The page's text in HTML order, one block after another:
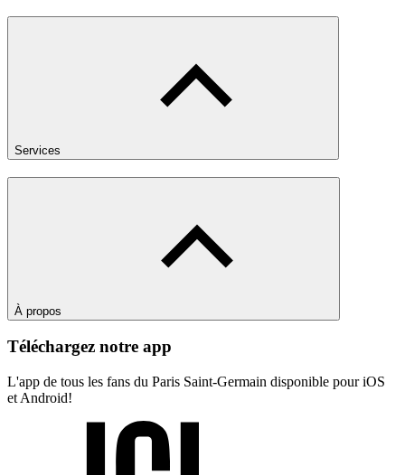
Services
À propos
Téléchargez notre app
L'app de tous les fans du Paris Saint-Germain disponible pour iOS
et Android!